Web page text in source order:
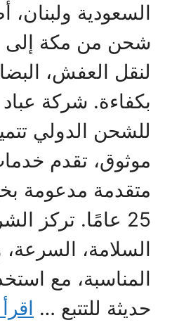
السعودية
شحن من مكة إلى
لنقل العفش،
بكفاءة. شركة
للشحن الدولي
موثوق، تقدم
متقدمة مدعومة
25 عامًا. تركز
السلامة، السرعة،
المناسبة، مع
حديثة للتتبع …